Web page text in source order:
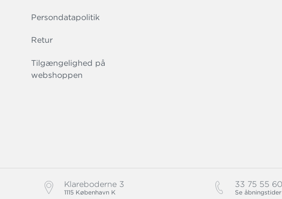
Persondatapolitik
Retur
Tilgængelighed på
webshoppen
Klareboderne 3
1115 København K
33 75 55 60
Se